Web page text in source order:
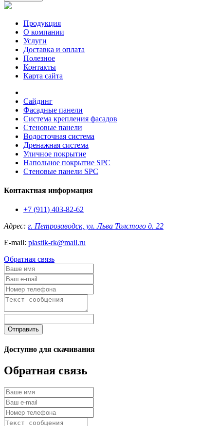
Продукция
О компании
Услуги
Доставка и оплата
Полезное
Контакты
Карта сайта
Сайдинг
Фасадные панели
Система крепления фасадов
Стеновые панели
Водосточная система
Дренажная система
Уличное покрытие
Напольное покрытие SPC
Стеновые панели SPC
Контактная информация
+7 (911) 403-82-62
Адрес: г. Петрозаводск, ул. Льва Толстого д. 22
E-mail: plastik-rk@mail.ru
Обратная связь
Отправить
Доступно для скачивания
Обратная связь